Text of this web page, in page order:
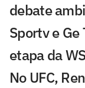
debate
Sportv e
etapa da
No UFC,